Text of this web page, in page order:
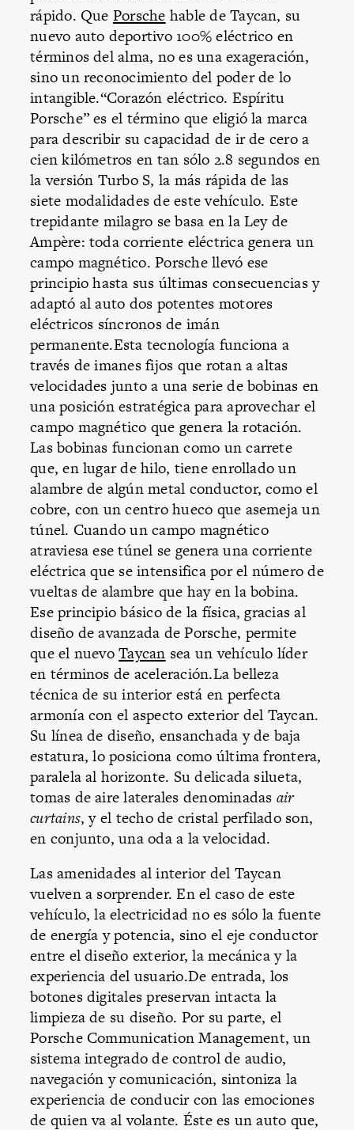
rápido. Que Porsche hable de Taycan, su
nuevo auto deportivo 100% eléctrico en
términos del alma, no es una exageración,
sino un reconocimiento del poder de lo
intangible.“Corazón eléctrico. Espíritu
Porsche” es el término que eligió la marca
para describir su capacidad de ir de cero a
cien kilómetros en tan sólo 2.8 segundos en
la versión Turbo S, la más rápida de las
siete modalidades de este vehículo. Este
trepidante milagro se basa en la Ley de
Ampère: toda corriente eléctrica genera un
campo magnético. Porsche llevó ese
principio hasta sus últimas consecuencias y
adaptó al auto dos potentes motores
eléctricos síncronos de imán
permanente.Esta tecnología funciona a
través de imanes fijos que rotan a altas
velocidades junto a una serie de bobinas en
una posición estratégica para aprovechar el
campo magnético que genera la rotación.
Las bobinas funcionan como un carrete
que, en lugar de hilo, tiene enrollado un
alambre de algún metal conductor, como el
cobre, con un centro hueco que asemeja un
túnel. Cuando un campo magnético
atraviesa ese túnel se genera una corriente
eléctrica que se intensifica por el número de
vueltas de alambre que hay en la bobina.
Ese principio básico de la física, gracias al
diseño de avanzada de Porsche, permite
que el nuevoTaycan sea un vehículo líder
en términos de aceleración.La belleza
técnica de su interior está en perfecta
armonía con el aspecto exterior del Taycan.
Su línea de diseño, ensanchada y de baja
estatura, lo posiciona como última frontera,
paralela al horizonte. Su delicada silueta,
tomas de aire laterales denominadas air
curtains, y el techo de cristal perfilado son,
en conjunto, una oda a la velocidad.
Las amenidades al interior del Taycan
vuelven a sorprender. En el caso de este
vehículo, la electricidad no es sólo la fuente
de energía y potencia, sino el eje conductor
entre el diseño exterior, la mecánica y la
experiencia del usuario.De entrada, los
botones digitales preservan intacta la
limpieza de su diseño. Por su parte, el
Porsche Communication Management, un
sistema integrado de control de audio,
navegación y comunicación, sintoniza la
experiencia de conducir con las emociones
de quien va al volante. Éste es un auto que,